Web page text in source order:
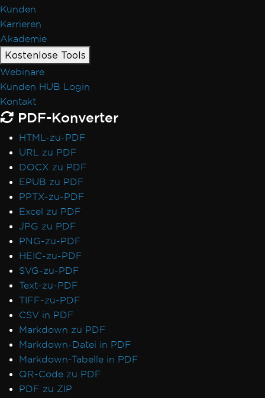
Kunden
Karrieren
Akademie
Kostenlose Tools
Webinare
Kunden HUB Login
Kontakt
PDF-Konverter
HTML-zu-PDF
URL zu PDF
DOCX zu PDF
EPUB zu PDF
PPTX-zu-PDF
Excel zu PDF
JPG zu PDF
PNG-zu-PDF
HEIC-zu-PDF
SVG-zu-PDF
Text-zu-PDF
TIFF-zu-PDF
CSV in PDF
Markdown zu PDF
Markdown-Datei in PDF
Markdown-Tabelle in PDF
QR-Code zu PDF
PDF zu ZIP